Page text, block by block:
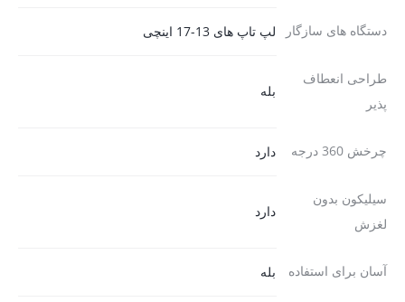
دستگاه های سازگار لپ تاپ های 13-17 اینچی
طراحی انعطاف
پذیر
بله
چرخش 360 درجه دارد
سیلیکون بدون
لغزش
دارد
آسان برای استفاده بله